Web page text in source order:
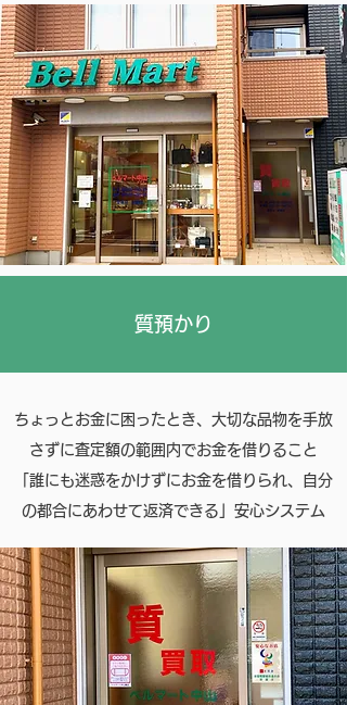
質預かり
ちょっとお金に困ったとき、大切な品物を手放
さずに査定額の範囲内でお金を借りること
「誰にも迷惑をかけずにお金を借りられ、自分
の都合にあわせて返済できる」安心システム